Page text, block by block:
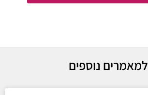
למאמרים נוספים